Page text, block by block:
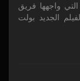
التي واجهها فريق
الجديد بولت